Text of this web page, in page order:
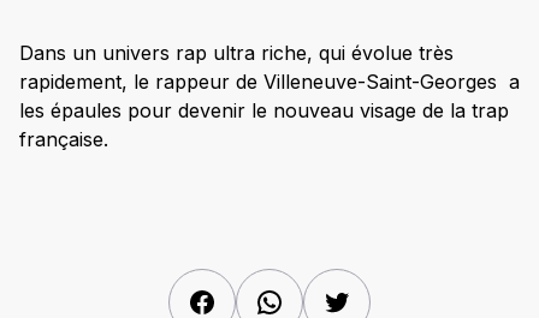
Dans un univers rap ultra riche, qui évolue très
rapidement, le rappeur de Villeneuve-Saint-Georges a
les épaules pour devenir le nouveau visage de la trap
française.
FacebookWhatsAppTwitter